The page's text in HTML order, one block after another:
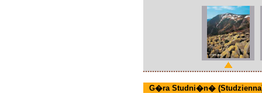
G�ra Studni�n�